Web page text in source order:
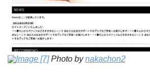
Image [7]Photo bynakachon2